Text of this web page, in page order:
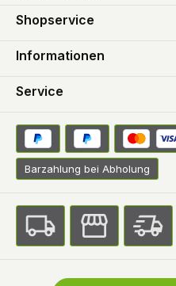
Shopservice
Informationen
Service
Barzahlung bei Abholung